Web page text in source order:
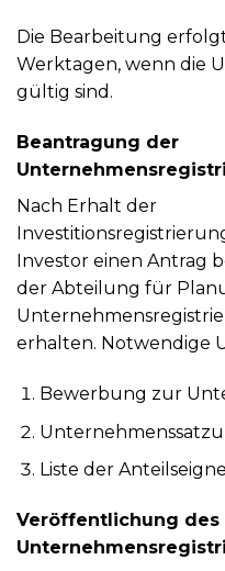
Die Bearbeitung
Werktagen, wenn die
gültig sind.
Beantragung der
Nach Erhalt der
Investor einen Antrag
der Abteilung für
erhalten. Notwendige
Bewerbung zur
Liste der
Veröffentlichung des